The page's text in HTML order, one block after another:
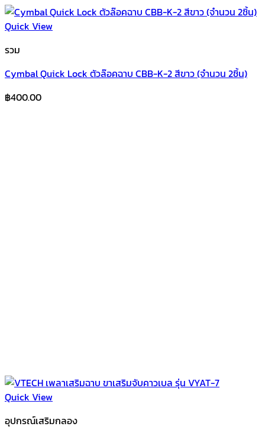
Quick View
รวม
Cymbal Quick Lock ตัวล๊อคฉาบ CBB-K-2 สีขาว (จำนวน 2ชิ้น)
฿400.00
Quick View
อุปกรณ์เสริมกลอง